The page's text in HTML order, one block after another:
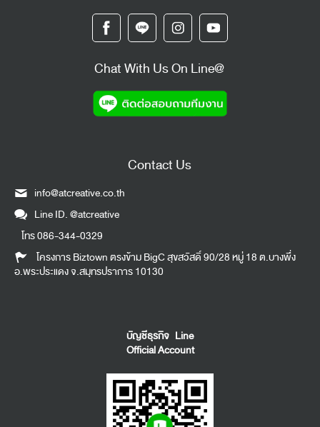
Chat With Us On Line@
Contact Us
info@atcreative.co.th
Line ID.@atcreative
โทร086-344-0329
โครงการ Biztown ตรงข้าม BigC สุขสวัสดิ์ 90/28 หมู่ 18 ต.บางพึ่ง
อ.พระประแดง จ.สมุทรปราการ 10130
บัญชีธุรกิจ Line
Official Account